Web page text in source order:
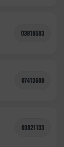
03818583
07413600
03821133